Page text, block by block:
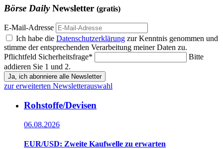
Börse DailyNewsletter (gratis)
E-Mail-Adresse
Ich habe die Datenschutzerklärung zur Kenntnis genommen und
stimme der entsprechenden Verarbeitung meiner Daten zu.
Pflichtfeld Sicherheitsfrage*
Bitte
addieren Sie 1 und 2.
Ja, ich abonniere alle Newsletter
zur erweiterten Newsletterauswahl
Rohstoffe/Devisen
06.08.2026
EUR/USD: Zweite Kaufwelle zu erwarten